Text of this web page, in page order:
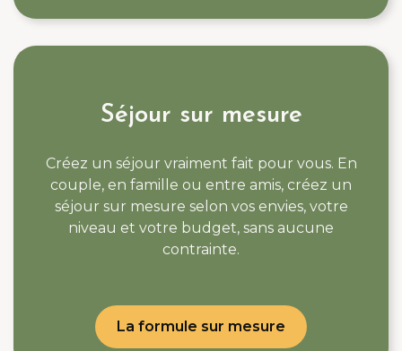
Séjour sur mesure
Créez un séjour vraiment fait pour vous. En
couple, en famille ou entre amis, créez un
séjour sur mesure selon vos envies, votre
niveau et votre budget, sans aucune
contrainte.
La formule sur mesure